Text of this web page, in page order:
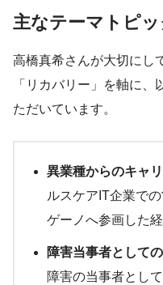
主なテーマトピッ
高橋真希さんが大切にし
「リカバリー」を軸に
ただいています。
異業種からのキャ
ルスケアIT企業で
ゲーノへ参画した経
障害当事者として
障害の当事者とし